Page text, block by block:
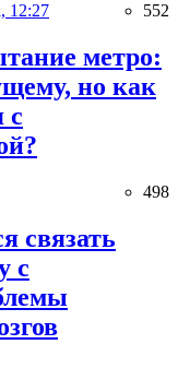
12:27 552
метро:
но как
с
498
связать
с